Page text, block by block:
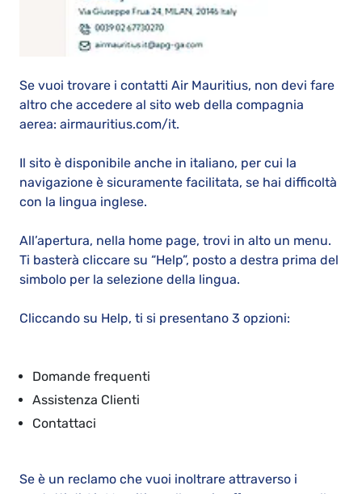
Se vuoi trovare i contatti Air Mauritius, non devi fare
altro che accedere al sito web della compagnia
aerea: airmauritius.com/it.
Il sito è disponibile anche in italiano, per cui la
navigazione è sicuramente facilitata, se hai difficoltà
con la lingua inglese.
All’apertura, nella home page, trovi in alto un menu.
Ti basterà cliccare su “Help”, posto a destra prima del
simbolo per la selezione della lingua.
Cliccando su Help, ti si presentano 3 opzioni:
Domande frequenti
Assistenza Clienti
Contattaci
Se è un reclamo che vuoi inoltrare attraverso i